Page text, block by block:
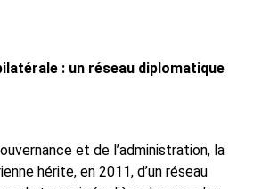
: un réseau diplomatique
et de l’administration, la
hérite, en 2011, d’un réseau